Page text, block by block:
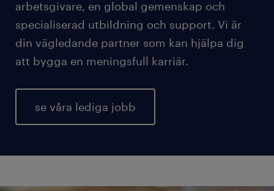
arbetsgivare, en global gemenskap och
specialiserad utbildning och support. Vi är
din vägledande partner som kan hjälpa dig
att bygga en meningsfull karriär.
se våra lediga jobb